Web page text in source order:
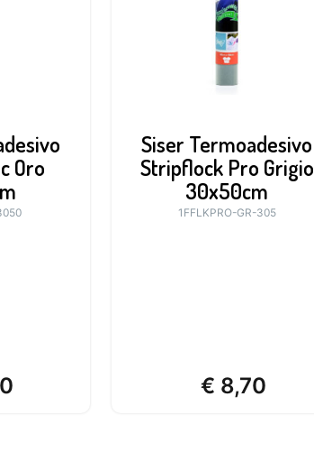
Oro
Siser Termoadesivo
Stripflock Pro Grigio
30x50cm
1FFLKPRO-GR-305
€ 8,70